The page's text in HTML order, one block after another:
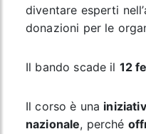
diventare esperti
donazioni per le
Il bando scade il 12
Il corso è una
nazionale, perché